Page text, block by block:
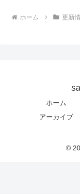
ホーム 更新
ホーム
アーカイブ
©